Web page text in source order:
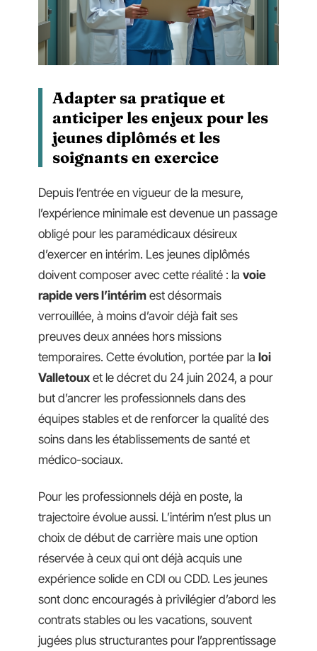
Adapter sa pratique et
anticiper les enjeux pour les
jeunes diplômés et les
soignants en exercice
Depuis l’entrée en vigueur de la mesure,
l’expérience minimale est devenue un passage
obligé pour les paramédicaux désireux
d’exercer en intérim. Les jeunes diplômés
doivent composer avec cette réalité : la voie
rapide vers l’intérim est désormais
verrouillée, à moins d’avoir déjà fait ses
preuves deux années hors missions
temporaires. Cette évolution, portée par la loi
Valletoux et le décret du 24 juin 2024, a pour
but d’ancrer les professionnels dans des
équipes stables et de renforcer la qualité des
soins dans les établissements de santé et
médico-sociaux.
Pour les professionnels déjà en poste, la
trajectoire évolue aussi. L’intérim n’est plus un
choix de début de carrière mais une option
réservée à ceux qui ont déjà acquis une
expérience solide en CDI ou CDD. Les jeunes
sont donc encouragés à privilégier d’abord les
contrats stables ou les vacations, souvent
jugées plus structurantes pour l’apprentissage